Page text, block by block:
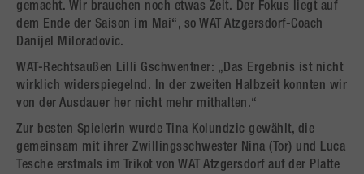
gemacht. Wir brauchen noch etwas Zeit. Der Fokus liegt auf
dem Ende der Saison im Mai“, so WAT Atzgersdorf-Coach
Danijel Miloradovic.
WAT-Rechtsaußen Lilli Gschwentner: „Das Ergebnis ist nicht
wirklich widerspiegelnd. In der zweiten Halbzeit konnten wir
von der Ausdauer her nicht mehr mithalten.“
Zur besten Spielerin wurde Tina Kolundzic gewählt, die
gemeinsam mit ihrer Zwillingsschwester Nina (Tor) und Luca
Tesche erstmals im Trikot von WAT Atzgersdorf auf der Platte